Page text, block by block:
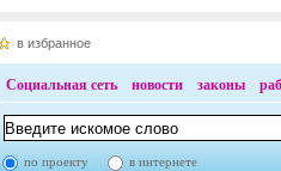
в избранное
Социальная сеть новости законы
по проекту в интернете